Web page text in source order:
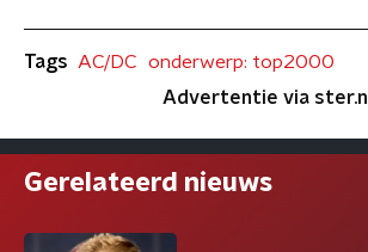
Tags AC/DC
onderwerp: top2000
Advertentie via ster.nl
Gerelateerd nieuws